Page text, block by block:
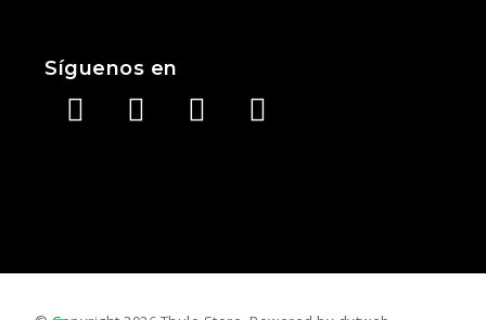
Síguenos en